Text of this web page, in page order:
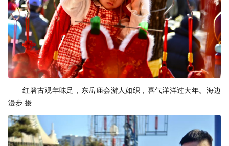
红墙古观年味足，东岳庙会游人如织，喜气洋洋过大年。海边
漫步 摄